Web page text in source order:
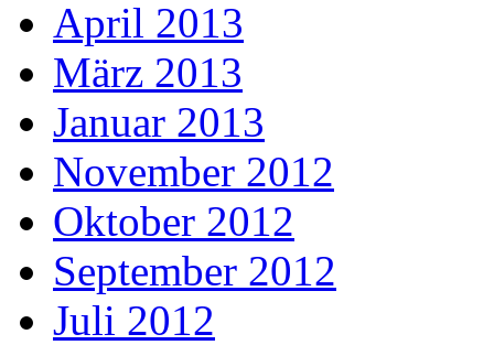
April 2013
März 2013
Januar 2013
November 2012
Oktober 2012
September 2012
Juli 2012